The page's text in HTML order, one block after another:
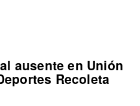
ausente en Unión
Recoleta